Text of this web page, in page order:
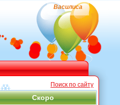
Василиса
Поиск по сайту
Скоро